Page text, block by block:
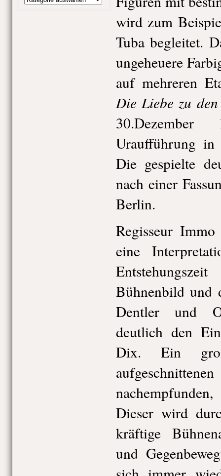
wird zum
Tuba begleitet.
ungeheuere
auf mehreren
Die Liebe zu
Uraufführung in
Die gespielte
nach einer
Berlin.
Regisseur
eine
Bühnenbild und
Dentler und
deutlich den
Dix. Ein
Dieser wird
kräftige
und